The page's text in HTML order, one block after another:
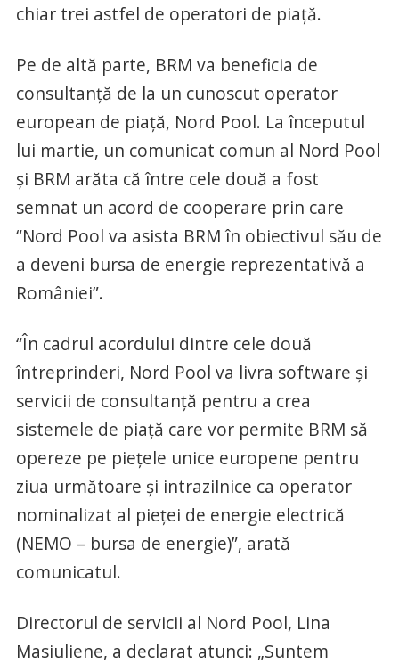
chiar trei astfel de operatori de piață.
Pe de altă parte, BRM va beneficia de
consultanță de la un cunoscut operator
european de piață, Nord Pool. La începutul
lui martie, un comunicat comun al Nord Pool
și BRM arăta că între cele două a fost
semnat un acord de cooperare prin care
“Nord Pool va asista BRM în obiectivul său de
a deveni bursa de energie reprezentativă a
României”.
“În cadrul acordului dintre cele două
întreprinderi, Nord Pool va livra software și
servicii de consultanță pentru a crea
sistemele de piață care vor permite BRM să
opereze pe piețele unice europene pentru
ziua următoare și intrazilnice ca operator
nominalizat al pieței de energie electrică
(NEMO – bursa de energie)”, arată
comunicatul.
Directorul de servicii al Nord Pool, Lina
Masiuliene, a declarat atunci: „Suntem